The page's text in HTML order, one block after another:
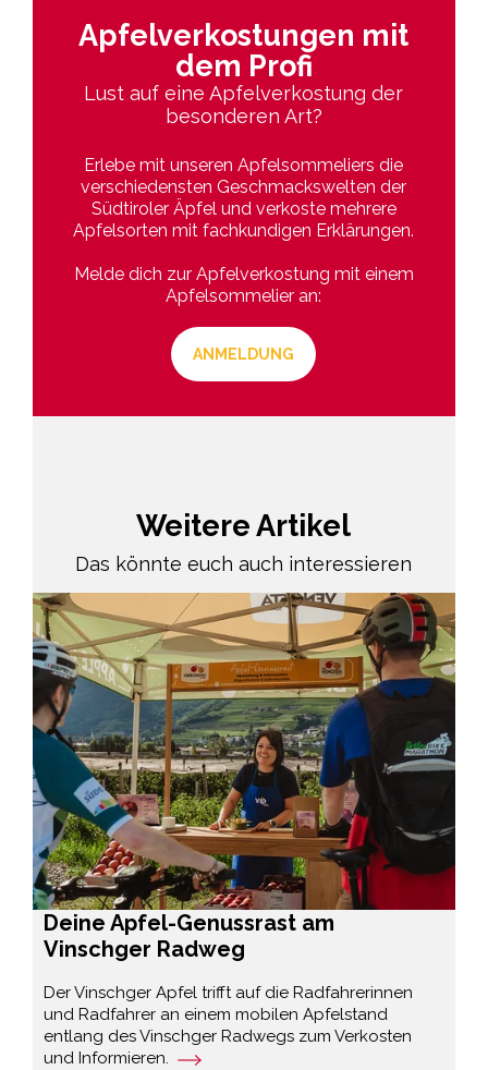
Apfelverkostungen mit
dem Profi
Lust auf eine Apfelverkostung der
besonderen Art?
Erlebe mit unseren Apfelsommeliers die
verschiedensten Geschmackswelten der
Südtiroler Äpfel und verkoste mehrere
Apfelsorten mit fachkundigen Erklärungen.
Melde dich zur Apfelverkostung mit einem
Apfelsommelier an:
ANMELDUNG
Weitere Artikel
Das könnte euch auch interessieren
Deine Apfel-Genussrast am
Vinschger Radweg
Der Vinschger Apfel trifft auf die Radfahrerinnen
und Radfahrer an einem mobilen Apfelstand
entlang des Vinschger Radwegs zum Verkosten
und Informieren.